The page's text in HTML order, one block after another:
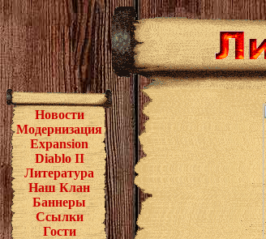
Новости
Модернизация
Expansion
Diablo II
Литература
Наш Клан
Баннеры
Ссылки
Гости